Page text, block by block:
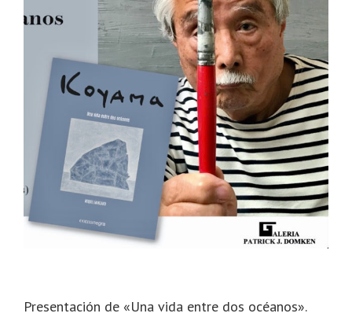
Presentación de «Una vida entre dos océanos».